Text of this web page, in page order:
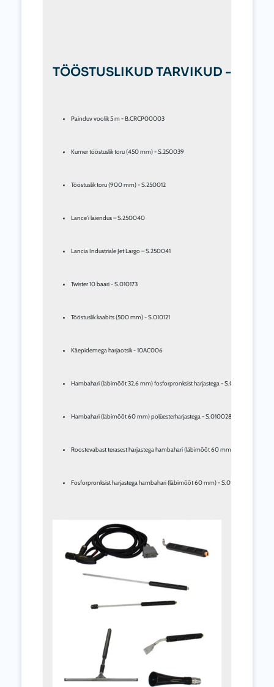
TÖÖSTUSLIKUD TARVIKUD -
Painduv voolik 5 m - B.CRCP00003
Kumer tööstuslik toru (450 mm) - S.250039
Tööstuslik toru (900 mm) - S.250012
Lance'i laiendus – S.250040
Lancia Industriale Jet Largo – S.250041
Twister 10 baari - S.010173
Tööstuslik kaabits (500 mm) - S.010121
Käepidemega harjaotsik - 10AC006
Hambahari (läbimõõt 32,6 mm) fosforpronksist harjastega - S.010027
Hambahari (läbimõõt 60 mm) polüesterharjastega - S.010028
Roostevabast terasest harjastega hambahari (läbimõõt 60 mm) - S.010029
Fosforpronksist harjastega hambahari (läbimõõt 60 mm) - S.010030